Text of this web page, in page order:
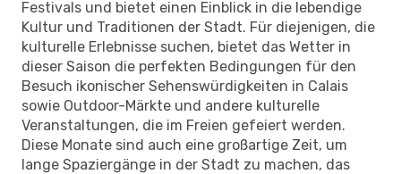
Festivals und bietet einen Einblick in die lebendige
Kultur und Traditionen der Stadt. Für diejenigen, die
kulturelle Erlebnisse suchen, bietet das Wetter in
dieser Saison die perfekten Bedingungen für den
Besuch ikonischer Sehenswürdigkeiten in Calais
sowie Outdoor-Märkte und andere kulturelle
Veranstaltungen, die im Freien gefeiert werden.
Diese Monate sind auch eine großartige Zeit, um
lange Spaziergänge in der Stadt zu machen, das